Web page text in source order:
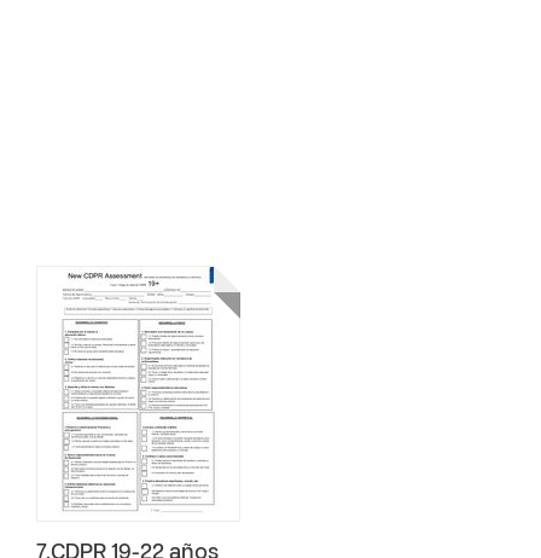
7.CDPR 19-22 años